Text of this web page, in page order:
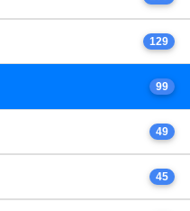
129
99
49
45